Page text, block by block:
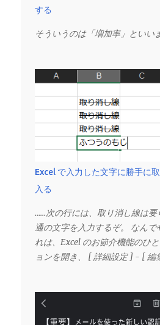
する
そういうのは「増加率」といい
Excel で入力した文字に勝手に
入る
……次の行には、取り消し線は要
通の文字を入力するぞ。 なんで
れは、Excel のお節介機能のひ
ョンを開き、 [ 詳細設定 ] - [ 編
能は、同じ形式（この場合は取
3 行以上続いた際、次のセルに